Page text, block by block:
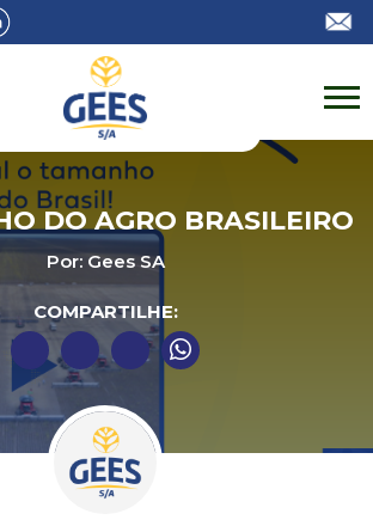
DO AGRO BRASILEIRO
Por: Gees SA
COMPARTILHE: